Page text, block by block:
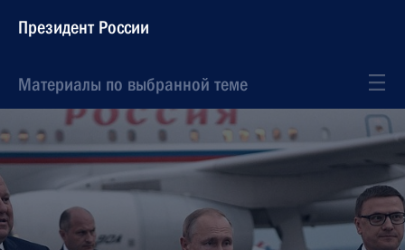
Президент России
Материалы по выбранной теме